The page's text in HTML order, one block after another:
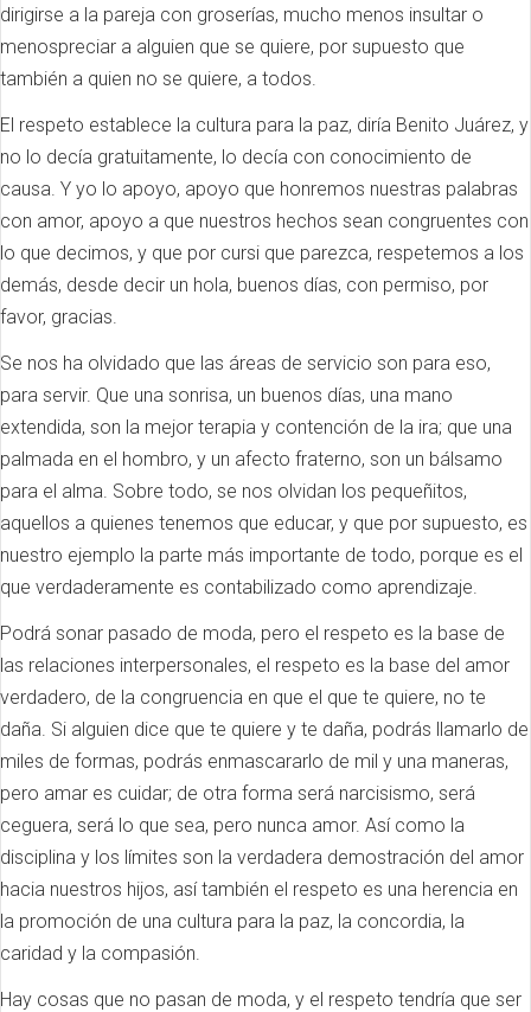
dirigirse a la pareja con groserías, mucho menos insultar o
menospreciar a alguien que se quiere, por supuesto que
también a quien no se quiere, a todos.
El respeto establece la cultura para la paz, diría Benito Juárez, y
no lo decía gratuitamente, lo decía con conocimiento de
causa. Y yo lo apoyo, apoyo que honremos nuestras palabras
con amor, apoyo a que nuestros hechos sean congruentes con
lo que decimos, y que por cursi que parezca, respetemos a los
demás, desde decir un hola, buenos días, con permiso, por
favor, gracias.
Se nos ha olvidado que las áreas de servicio son para eso,
para servir. Que una sonrisa, un buenos días, una mano
extendida, son la mejor terapia y contención de la ira; que una
palmada en el hombro, y un afecto fraterno, son un bálsamo
para el alma. Sobre todo, se nos olvidan los pequeñitos,
aquellos a quienes tenemos que educar, y que por supuesto, es
nuestro ejemplo la parte más importante de todo, porque es el
que verdaderamente es contabilizado como aprendizaje.
Podrá sonar pasado de moda, pero el respeto es la base de
las relaciones interpersonales, el respeto es la base del amor
verdadero, de la congruencia en que el que te quiere, no te
daña. Si alguien dice que te quiere y te daña, podrás llamarlo de
miles de formas, podrás enmascararlo de mil y una maneras,
pero amar es cuidar; de otra forma será narcisismo, será
ceguera, será lo que sea, pero nunca amor. Así como la
disciplina y los límites son la verdadera demostración del amor
hacia nuestros hijos, así también el respeto es una herencia en
la promoción de una cultura para la paz, la concordia, la
caridad y la compasión.
Hay cosas que no pasan de moda, y el respeto tendría que ser